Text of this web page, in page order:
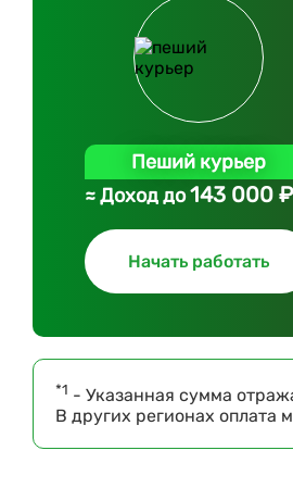
Пеший курьер
≈ Доход до143 000 ₽
Начать работать
*1 - Указанная сумма
В других регионах оплата